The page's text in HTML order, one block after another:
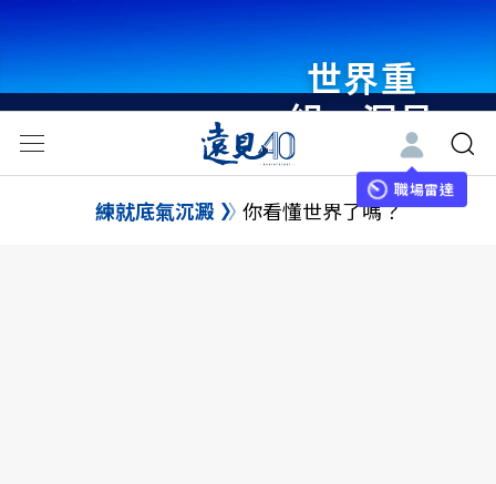
世界重
組・洞見
未來 與
世界領袖
職場雷達
練就底氣沉澱 你看懂世界了嗎？